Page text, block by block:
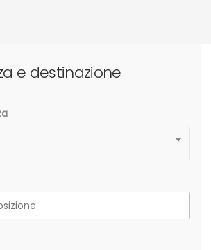
e destinazione